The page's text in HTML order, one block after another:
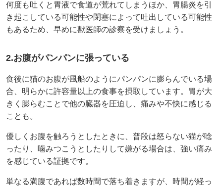
何度も吐くと胃液で食道が荒れてしまうほか、胃腸炎を引
き起こしている可能性や閉塞によって吐出している可能性
もあるため、早めに獣医師の診察を受けましょう。
2.お腹がパンパンに張っている
食後に猫のお腹が風船のようにパンパンに膨らんでいる場
合、明らかに許容量以上の食事を摂取しています。胃が大
きく膨らむことで他の臓器を圧迫し、痛みや不快に感じる
ことも。
優しくお腹を触ろうとしたときに、普段は怒らない猫が唸
ったり、噛みつこうとしたりして嫌がる場合は、強い痛み
を感じている証拠です。
単なる満腹であれば数時間で落ち着きますが、時間が経っ